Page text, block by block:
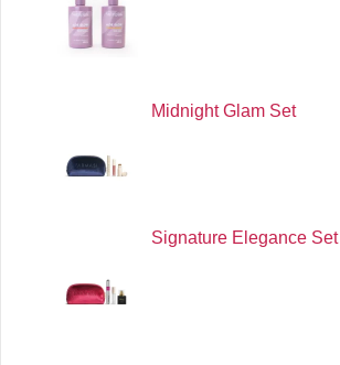
Midnight Glam Set
Signature Elegance Set